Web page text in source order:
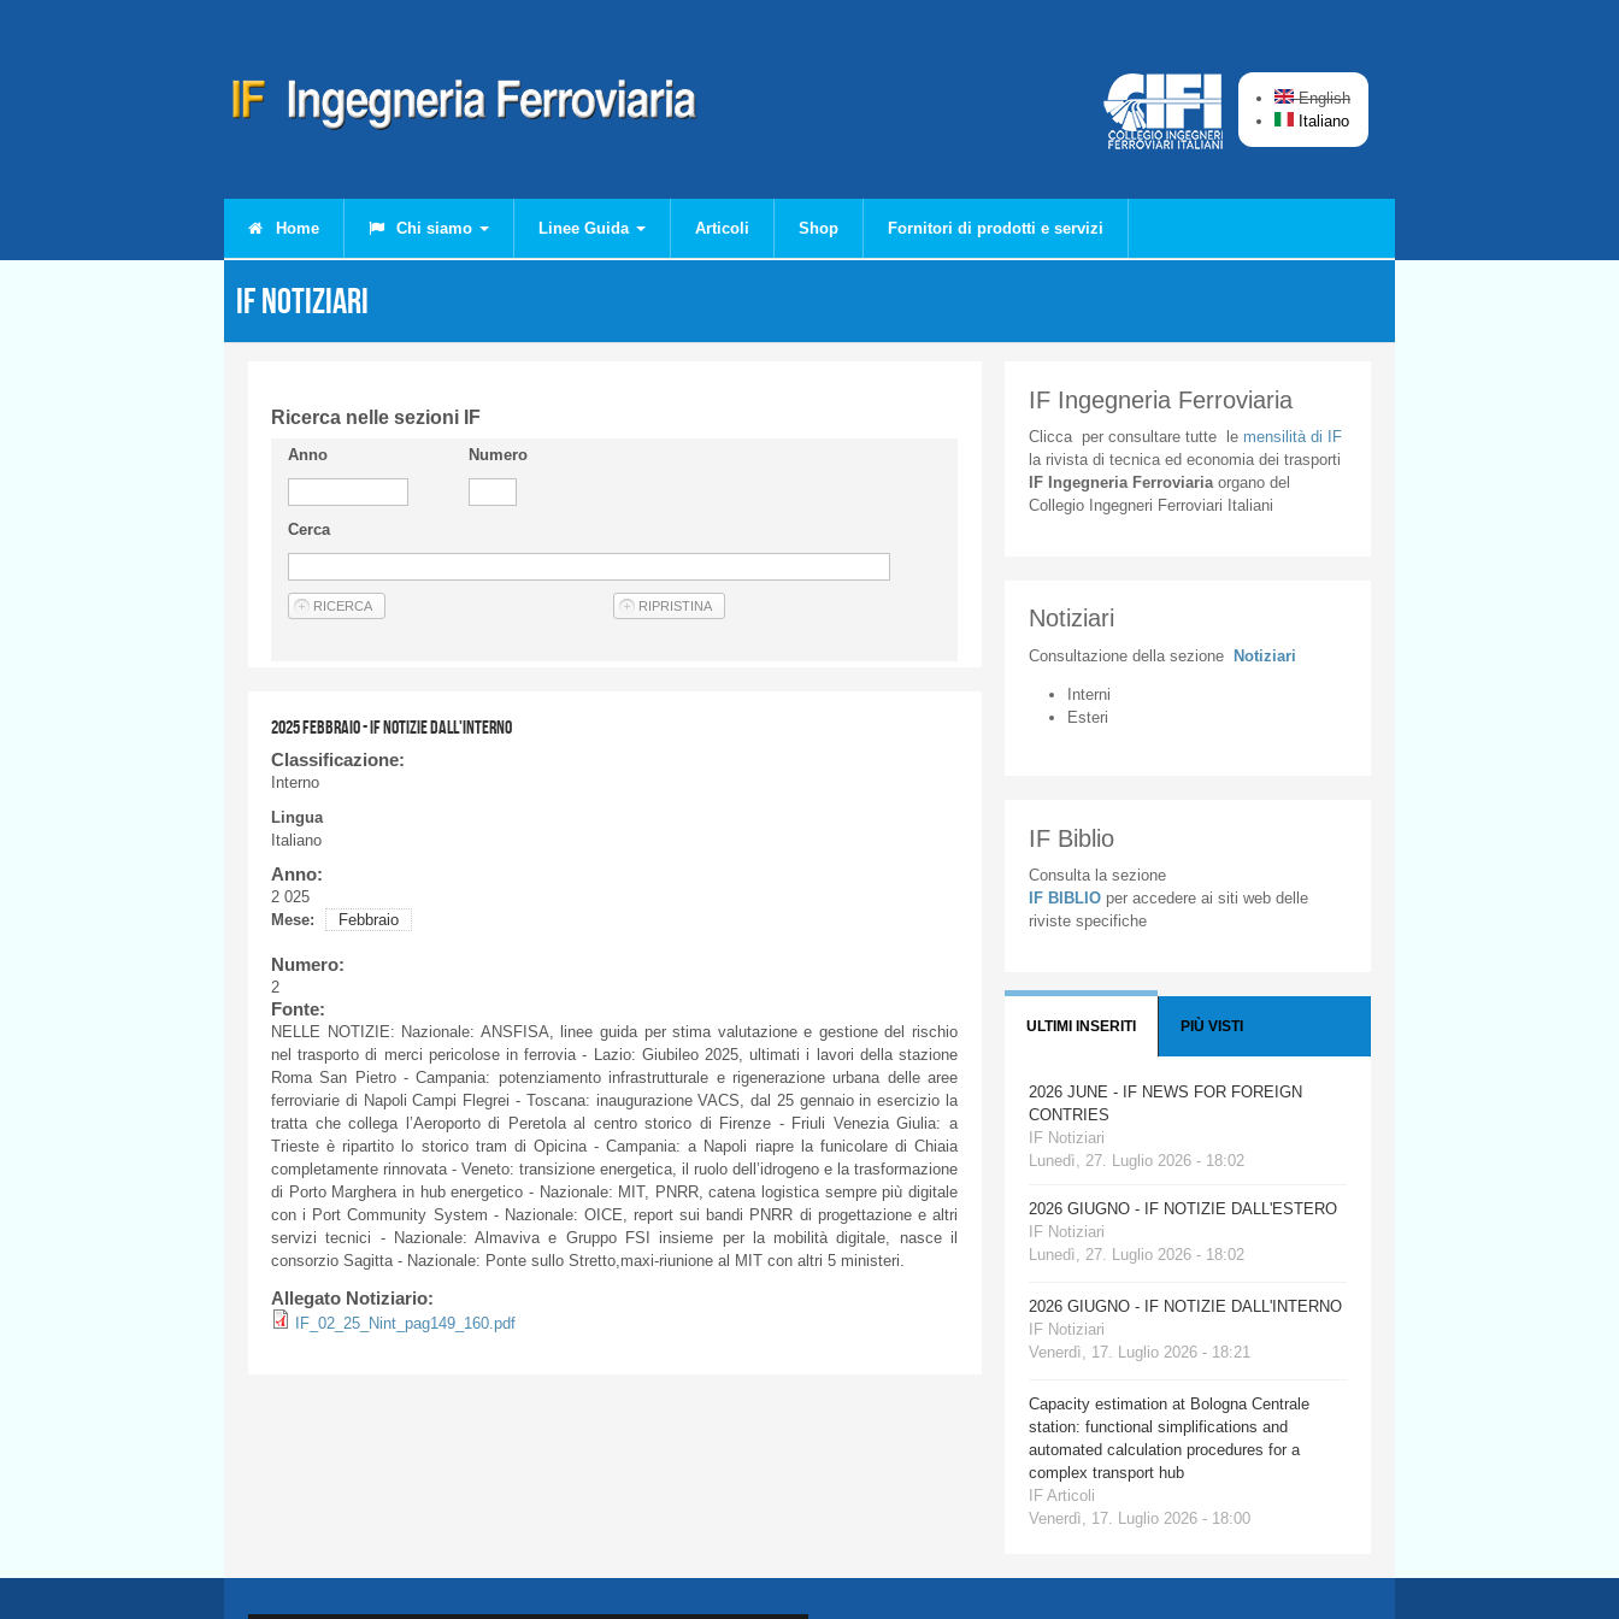
English
Italiano
Home Chi siamo Linee Guida Articoli Shop Fornitori di prodotti e servizi
IF Notiziari
Ricerca nelle sezioni IF
Anno Numero
Cerca
2025 FEBBRAIO - IF NOTIZIE DALL'INTERNO
Classificazione:
Interno
Lingua
Italiano
Anno:
2 025
Mese:
Febbraio
Numero:
2
Fonte:
NELLE NOTIZIE: Nazionale: ANSFISA, linee guida per stima valutazione e gestione del rischio
nel trasporto di merci pericolose in ferrovia - Lazio: Giubileo 2025, ultimati i lavori della stazione
Roma San Pietro - Campania: potenziamento infrastrutturale e rigenerazione urbana delle aree
ferroviarie di Napoli Campi Flegrei - Toscana: inaugurazione VACS, dal 25 gennaio in esercizio la
tratta che collega l’Aeroporto di Peretola al centro storico di Firenze - Friuli Venezia Giulia: a
Trieste è ripartito lo storico tram di Opicina - Campania: a Napoli riapre la funicolare di Chiaia
completamente rinnovata - Veneto: transizione energetica, il ruolo dell’idrogeno e la trasformazione
di Porto Marghera in hub energetico - Nazionale: MIT, PNRR, catena logistica sempre più digitale
con i Port Community System - Nazionale: OICE, report sui bandi PNRR di progettazione e altri
servizi tecnici - Nazionale: Almaviva e Gruppo FSI insieme per la mobilità digitale, nasce il
consorzio Sagitta - Nazionale: Ponte sullo Stretto,maxi-riunione al MIT con altri 5 ministeri.
Allegato Notiziario:
IF_02_25_Nint_pag149_160.pdf
IF Ingegneria Ferroviaria
Cliccaper consultare tuttele mensilità di IF
la rivista di tecnica ed economia dei trasporti
IF Ingegneria Ferroviaria organodel
Collegio
Ingegneri Ferroviari Italiani
Notiziari
Consultazione della sezione Notiziari
Interni
Esteri
IF Biblio
Consulta la sezione
IF BIBLIO per accedere ai siti web delle
riviste specifiche
ULTIMI INSERITI PIÙ VISTI
2026 JUNE - IF NEWS FOR FOREIGN
CONTRIES
IF Notiziari
Lunedì, 27. Luglio 2026 - 18:02
2026 GIUGNO - IF NOTIZIE DALL'ESTERO
IF Notiziari
Lunedì, 27. Luglio 2026 - 18:02
2026 GIUGNO - IF NOTIZIE DALL'INTERNO
IF Notiziari
Venerdì, 17. Luglio 2026 - 18:21
Capacity estimation at Bologna Centrale
station: functional simplifications and
automated calculation procedures for a
complex transport hub
IF Articoli
Venerdì, 17. Luglio 2026 - 18:00